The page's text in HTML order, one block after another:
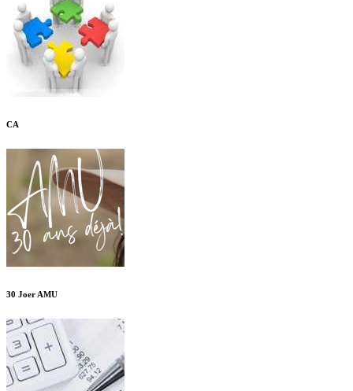
CA
30 Joer AMU